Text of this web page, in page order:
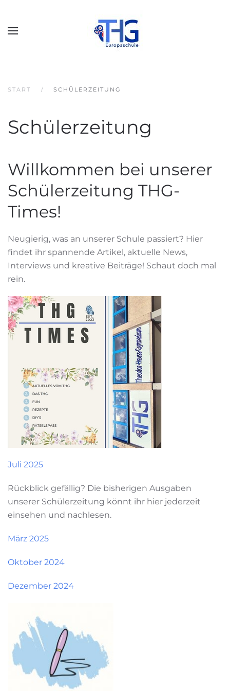
START SCHÜLERZEITUNG
Schülerzeitung
Willkommen bei unserer
Schülerzeitung THG-
Times!
Neugierig, was an unserer Schule passiert? Hier
findet ihr spannende Artikel, aktuelle News,
Interviews und kreative Beiträge! Schaut doch mal
rein.
Juli 2025
Rückblick gefällig? Die bisherigen Ausgaben
unserer Schülerzeitung könnt ihr hier jederzeit
einsehen und nachlesen.
März 2025
Oktober 2024
Dezember 2024